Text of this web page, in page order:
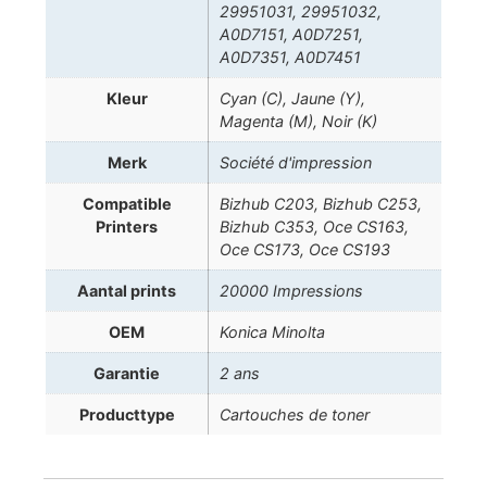
29951031, 29951032,
A0D7151, A0D7251,
A0D7351, A0D7451
Kleur
Cyan (C), Jaune (Y),
Magenta (M), Noir (K)
Merk Société d'impression
Compatible
Printers
Bizhub C203, Bizhub C253,
Bizhub C353, Oce CS163,
Oce CS173, Oce CS193
Aantal prints 20000 Impressions
OEM Konica Minolta
Garantie 2 ans
Producttype Cartouches de toner